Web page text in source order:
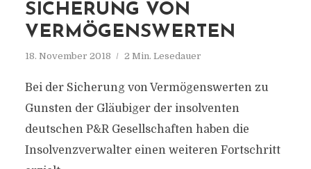
SICHERUNG VON
VERMÖGENSWERTEN
18. November 2018 2 Min. Lesedauer
Bei der Sicherung von Vermögenswerten zu
Gunsten der Gläubiger der insolventen
deutschen P&R Gesellschaften haben die
Insolvenzverwalter einen weiteren Fortschritt